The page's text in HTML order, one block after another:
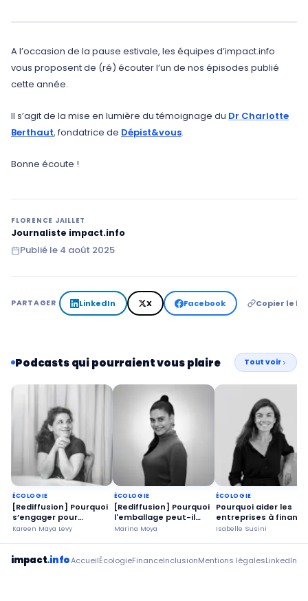
A l’occasion de la pause estivale, les équipes d’impact.info
vous proposent de (ré) écouter l’un de nos épisodes publié
cette année.
Il s’agit de la mise en lumière du témoignage du Dr Charlotte
Berthaut, fondatrice de Dépist&vous.
Bonne écoute !
FLORENCE JAILLET
Journaliste impact.info
Publié le 4 août 2025
PARTAGER LinkedIn X Facebook Copier le
Podcasts qui pourraient vous plaire Tout voir
ÉCOLOGIE
[Rediffusion] Pourquoi
s’engager pour
prolonger la vie de
Kareen Maya Levy
ÉCOLOGIE
[Rediffusion] Pourquoi
l'emballage peut-il
devenir un outil
Marina Moya
ÉCOLOGIE
Pourquoi aider les
entreprises à
la cause
Isabelle Susini
impact.infoAccueilÉcologieFinanceInclusionMentions légalesLinkedIn